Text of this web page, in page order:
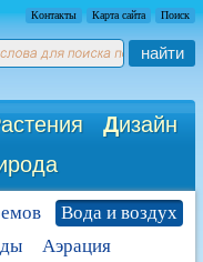
Контакты Карта сайта Поиск
найти
астения Дизайн
Вода и воздух
Аэрация